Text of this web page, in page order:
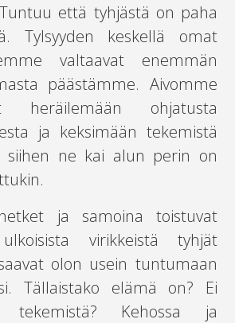
että tyhjästä on paha
Tylsyyden keskellä omat
valtaavat enemmän
päästämme. Aivomme
heräilemään ohjatusta
ja keksimään tekemistä
siihen ne kai alun perin on
ja samoina toistuvat
virikkeistä tyhjät
olon usein tuntumaan
Tällaistako elämä on? Ei
tekemistä? Kehossa ja